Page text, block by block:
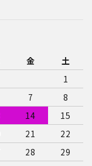
検索する
金
土
1
7
8
14
15
21
22
28
29